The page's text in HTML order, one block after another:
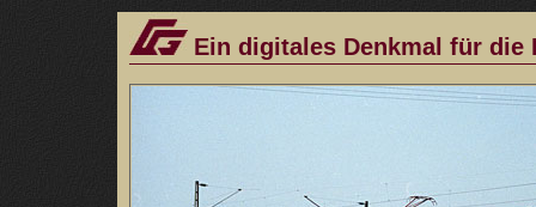
Ein digitales Denkmal für die